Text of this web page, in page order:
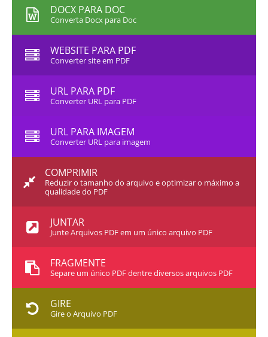
DOCX PARA DOC
Converta Docx para Doc
WEBSITE PARA PDF
Converter site em PDF
URL PARA PDF
Converter URL para PDF
URL PARA IMAGEM
Converter URL para imagem
COMPRIMIR
Reduzir o tamanho do arquivo e optimizar o máximo a
qualidade do PDF
JUNTAR
Junte Arquivos PDF em um único arquivo PDF
FRAGMENTE
Separe um único PDF dentre diversos arquivos PDF
GIRE
Gire o Arquivo PDF